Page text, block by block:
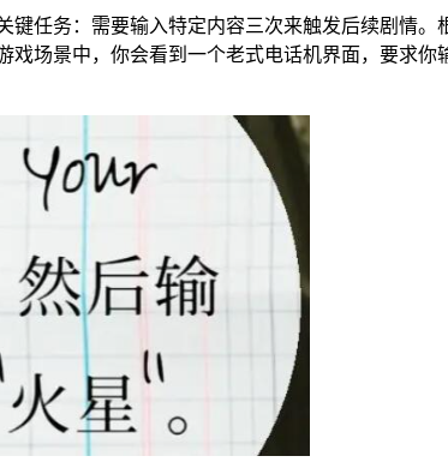
键任务：需要输入特定内容三次来触发后续剧情
戏场景中，你会看到一个老式电话机界面，要求